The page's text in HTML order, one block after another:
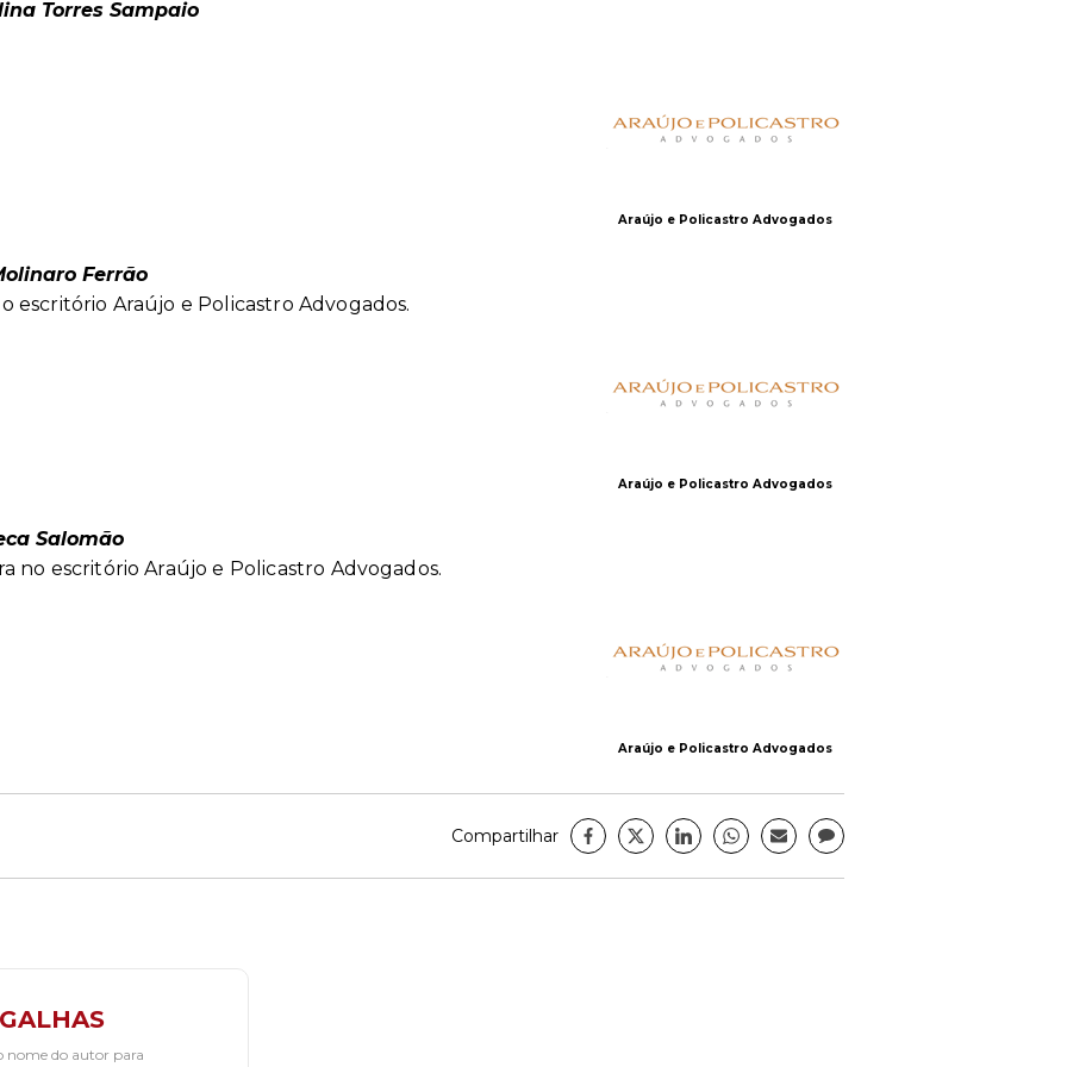
Torres Sampaio
Araújo e Policastro Advogados
Ferrão
escritório Araújo e Policastro Advogados.
Araújo e Policastro Advogados
Salomão
no escritório Araújo e Policastro Advogados.
Araújo e Policastro Advogados
Compartilhar
nome do autor para